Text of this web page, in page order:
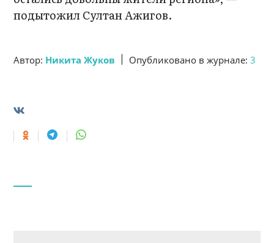
подытожил Султан Ажигов.
Автор: Никита Жуков | Опубликовано в журнале:3